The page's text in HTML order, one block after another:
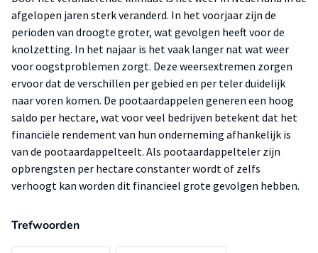
afgelopen jaren sterk veranderd. In het voorjaar zijn de
perioden van droogte groter, wat gevolgen heeft voor de
knolzetting. In het najaar is het vaak langer nat wat weer
voor oogstproblemen zorgt. Deze weersextremen zorgen
ervoor dat de verschillen per gebied en per teler duidelijk
naar voren komen. De pootaardappelen generen een hoog
saldo per hectare, wat voor veel bedrijven betekent dat het
financiële rendement van hun onderneming afhankelijk is
van de pootaardappelteelt. Als pootaardappelteler zijn
opbrengsten per hectare constanter wordt of zelfs
verhoogt kan worden dit financieel grote gevolgen hebben.
Trefwoorden